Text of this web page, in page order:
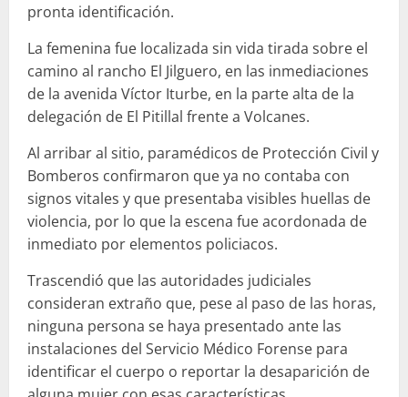
pronta identificación.
La femenina fue localizada sin vida tirada sobre el
camino al rancho El Jilguero, en las inmediaciones
de la avenida Víctor Iturbe, en la parte alta de la
delegación de El Pitillal frente a Volcanes.
Al arribar al sitio, paramédicos de Protección Civil y
Bomberos confirmaron que ya no contaba con
signos vitales y que presentaba visibles huellas de
violencia, por lo que la escena fue acordonada de
inmediato por elementos policiacos.
Trascendió que las autoridades judiciales
consideran extraño que, pese al paso de las horas,
ninguna persona se haya presentado ante las
instalaciones del Servicio Médico Forense para
identificar el cuerpo o reportar la desaparición de